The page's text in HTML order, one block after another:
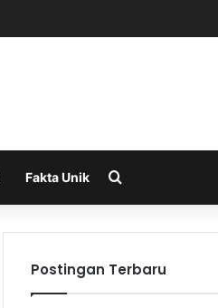
Fakta Unik
Postingan Terbaru